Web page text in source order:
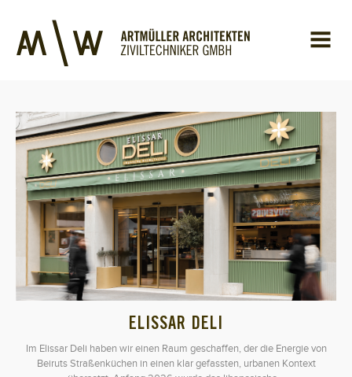
ELISSAR DELI
Im Elissar Deli haben wir einen Raum geschaffen, der die Energie von
Beiruts Straßenküchen in einen klar gefassten, urbanen Kontext